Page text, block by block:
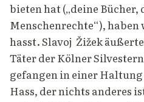
bieten hat („deine Bücher,
Menschenrechte“),
hasst. Slavoj Žižek
Täter der Kölner
gefangen in einer
Hass, der nichts anderes